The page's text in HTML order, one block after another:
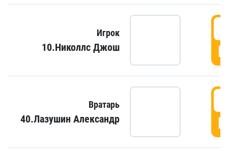
Игрок
10.Николлс Джош
Вратарь
40.Лазушин Александр